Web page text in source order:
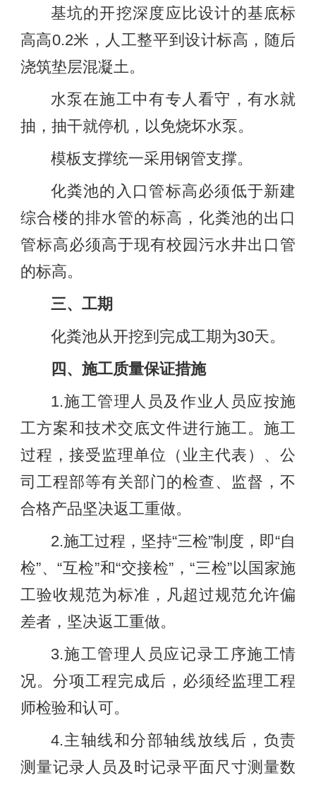
基坑的开挖深度应比设计的基底标
高高0.2米，人工整平到设计标高，随后
浇筑垫层混凝土。
水泵在施工中有专人看守，有水就
抽，抽干就停机，以免烧坏水泵。
模板支撑统一采用钢管支撑。
化粪池的入口管标高必须低于新建
综合楼的排水管的标高，化粪池的出口
管标高必须高于现有校园污水井出口管
的标高。
三、工期
化粪池从开挖到完成工期为30天。
四、施工质量保证措施
1.施工管理人员及作业人员应按施
工方案和技术交底文件进行施工。施工
过程，接受监理单位（业主代表）、公
司工程部等有关部门的检查、监督，不
合格产品坚决返工重做。
2.施工过程，坚持“三检”制度，即“自
检”、“互检”和“交接检”，“三检”以国家施
工验收规范为标准，凡超过规范允许偏
差者，坚决返工重做。
3.施工管理人员应记录工序施工情
况。分项工程完成后，必须经监理工程
师检验和认可。
4.主轴线和分部轴线放线后，负责
测量记录人员及时记录平面尺寸测量数